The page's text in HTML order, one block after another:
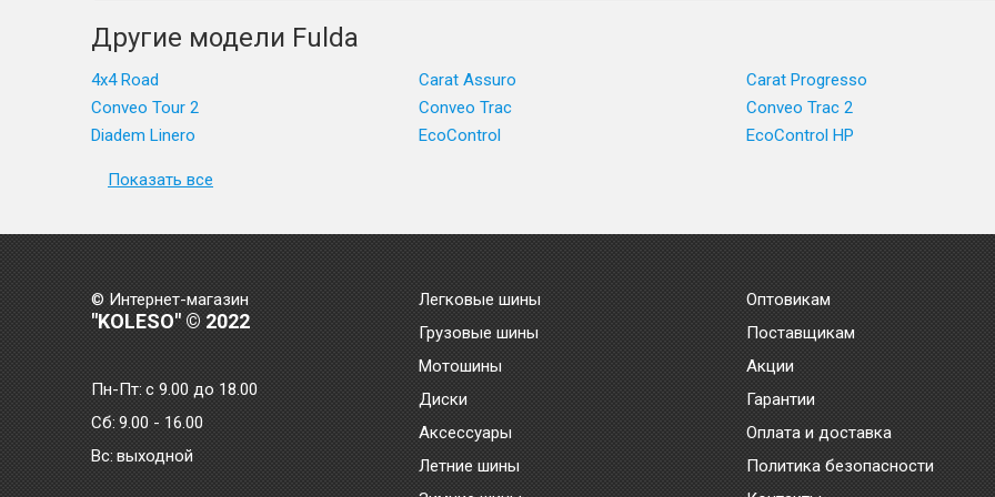
Другие модели Fulda
4x4 Road Carat Assuro Carat Progresso
Conveo Tour 2
Conveo Trac Conveo Trac 2
Diadem Linero
EcoControl EcoControl HP
Показать все
© Интернет-магазин
"KOLESO" © 2022
Пн-Пт:с 9.00 до 18.00
Сб: 9.00 - 16.00
Bc: выходной
Легковые шины
Грузовые шины
Мотошины
Диски
Аксессуары
Летние шины
Оптовикам
Поставщикам
Акции
Гарантии
Оплата и доставка
Политика безопасности